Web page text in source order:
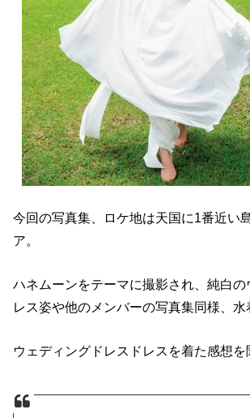
今回の写真集、ロケ地は天国に1番近い
ア。
ハネムーンをテーマに撮影され、純白の
レス姿や他のメンバーの写真集同様、水
ウェディングドレスドレスを着た感想を